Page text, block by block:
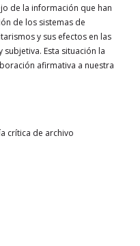
de la información que han
de los sistemas de
y sus efectos en las
Esta situación la
afirmativa a nuestra
crítica de archivo